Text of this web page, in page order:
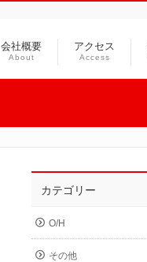
会社概要
About
アクセス
Access
カテゴリー
O/H
その他